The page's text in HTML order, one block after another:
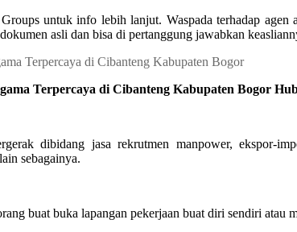
untuk info lebih lanjut. Waspada terhadap
asli dan bisa di pertanggung jawabkan
Terpercaya di Cibanteng Kabupaten Bogor
dibidang jasa rekrutmen manpower, ekspor-
sebagainya.
buat buka lapangan pekerjaan buat diri sendiri